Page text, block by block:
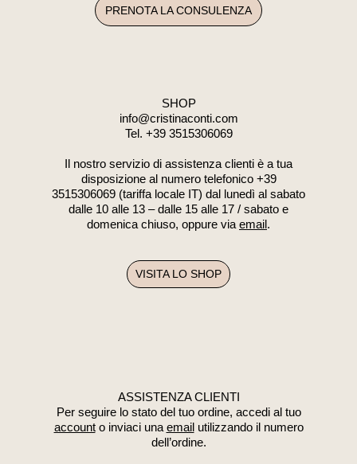
PRENOTA LA CONSULENZA
SHOP
info@cristinaconti.com
Tel. +39 3515306069
Il nostro servizio di assistenza clienti è a tua
disposizione al numero telefonico +39
3515306069 (tariffa locale IT) dal lunedì al sabato
dalle 10 alle 13 – dalle 15 alle 17 / sabato e
domenica chiuso, oppure via email.
VISITA LO SHOP
ASSISTENZA CLIENTI
Per seguire lo stato del tuo ordine, accedi al tuo
accounto inviaci una emailutilizzando il numero
dell’ordine.